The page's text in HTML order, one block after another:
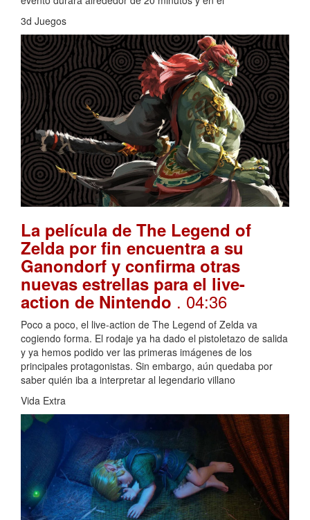
3d Juegos
La película de The Legend of
Zelda por fin encuentra a su
Ganondorf y confirma otras
nuevas estrellas para el live-
action de Nintendo . 04:36
Poco a poco, el live-action de The Legend of Zelda va
cogiendo forma. El rodaje ya ha dado el pistoletazo de salida
y ya hemos podido ver las primeras imágenes de los
principales protagonistas. Sin embargo, aún quedaba por
saber quién iba a interpretar al legendario villano
Vida Extra